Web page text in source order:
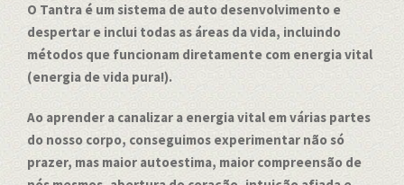
O Tantra é um sistema de auto desenvolvimento e
despertar e inclui todas as áreas da vida, incluindo
métodos que funcionam diretamente com energia vital
(energia de vida pura!).
Ao aprender a canalizar a energia vital em várias partes
do nosso corpo, conseguimos experimentar não só
prazer, mas maior autoestima, maior compreensão de